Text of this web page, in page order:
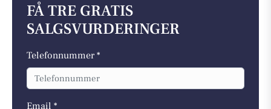
FÅ TRE GRATIS
SALGSVURDERINGER
Telefonnummer *
Email *